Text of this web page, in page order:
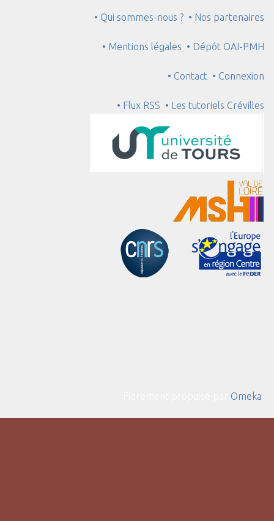
• Qui sommes-nous ? • Nos partenaires
• Mentions légales • Dépôt OAI-PMH
• Contact • Connexion
• Flux RSS • Les tutoriels Crévilles
Omeka